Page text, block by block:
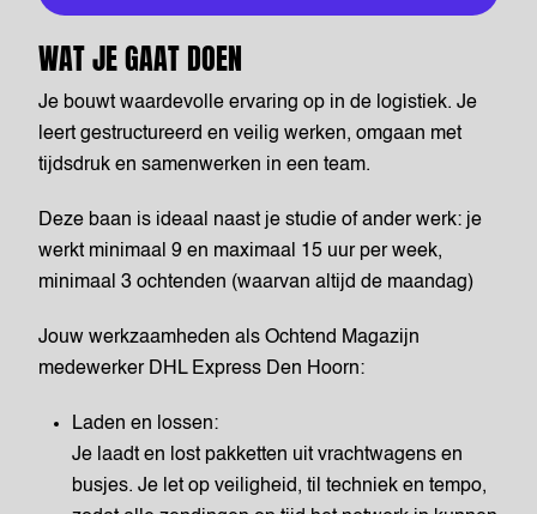
WAT JE GAAT DOEN
Je bouwt waardevolle ervaring op in de logistiek. Je
leert gestructureerd en veilig werken, omgaan met
tijdsdruk en samenwerken in een team.
Deze baan is ideaal naast je studie of ander werk: je
werkt minimaal 9 en maximaal 15 uur per week,
minimaal 3 ochtenden (waarvan altijd de maandag)
Jouw werkzaamheden als Ochtend Magazijn
medewerker DHL Express Den Hoorn:
Laden en lossen:
Je laadt en lost pakketten uit vrachtwagens en
busjes. Je let op veiligheid, til techniek en tempo,